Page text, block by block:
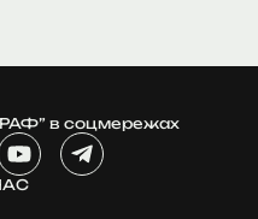
в соцмережах
Y
o
u
T
e